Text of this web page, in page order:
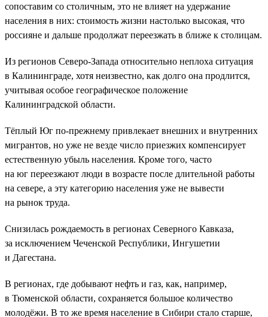
сопоставим со столичным, это не влияет на удержание
населения в них: стоимость жизни настолько высокая, что
россияне и дальше продолжат переезжать в ближе к столицам.
Из регионов Северо-Запада относительно неплоха ситуация
в Калининграде, хотя неизвестно, как долго она продлится,
учитывая особое географическое положение
Калининградской области.
Тёплый Юг по-прежнему привлекает внешних и внутренних
мигрантов, но уже не везде число приезжих компенсирует
естественную убыль населения. Кроме того, часто
на юг переезжают люди в возрасте после длительной работы
на севере, а эту категорию населения уже не вывести
на рынок труда.
Снизилась рождаемость в регионах Северного Кавказа,
за исключением Чеченской Республики, Ингушетии
и Дагестана.
В регионах, где добывают нефть и газ, как, например,
в Тюменской области, сохраняется большое количество
молодёжи. В то же время население в Сибири стало старше,